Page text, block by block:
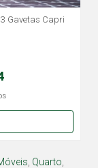
Gavetas Capri
Quarto